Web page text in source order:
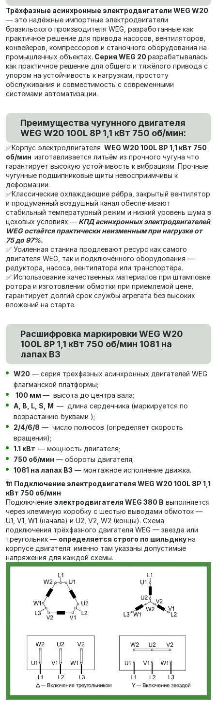
Трёхфазные асинхронные электродвигатели WEG W20
— это надёжные импортные электродвигатели
бразильского производителя WEG, разработанные как
практичное решение для привода насосов, вентиляторов,
конвейеров, компрессоров и станочного оборудования на
промышленных объектах. Серия WEG 20 разрабатывалась
как практичное решение для общего и тяжёлого привода с
упором на устойчивость к нагрузкам, простоту
обслуживания и совместимость с современными
системами автоматизации.
Преимущества чугунного двигателя
WEG W20 100L 8P 1,1 кВт 750 об/мин:
✅Корпус электродвигателя WEG W20 100L 8P 1,1 кВт 750
об/мин изготавливается литьём из прочного чугуна что
гарантирует высокую устойчивость к вибрациям. Прочные
чугунные подшипниковые щиты невосприимчивы к
деформации.
✅Классические охлаждающие рёбра, закрытый вентилятор
и продуманный воздушный канал обеспечивают
стабильный температурный режим и низкий уровень шума в
цеховых условиях — КПД асинхронных электродвигателей
WEG остаётся практически неизменным при нагрузке от
75 до 97%.
✅ Усиленная станина продлевают ресурс как самого
двигателя WEG, так и подключённого оборудования —
редуктора, насоса, вентилятора или транспортёра.
✅ Использование качественных материалов при штамповке
ротора и изготовлении обмотки при приемлемой цене,
гарантирует долгий срок службы агрегата без высоких
вложений на старте.
Расшифровка маркировки WEG W20
100L 8P 1,1 кВт 750 об/мин 1081 на
лапах В3
W20 — серия трехфазных асинхронных двигателей WEG
флагманской платформы;
100 мм — высота до центра вала;
А, В, L, S, М — длина сердечника (маркируется по
возрастанию буквами );
2/4/6/8 — число полюсов (определяет скорость
вращения);
1.1 кВт — мощность двигателя;
750 об/мин — обороты двигателя;
1081 на лапах В3 — монтажное исполнение движка.
🔌 Подключение электродвигателя WEG W20 100L 8P 1,1
кВт 750 об/мин
Подключение электродвигателя WEG 380 В выполняется
через клеммную коробку с шестью выводами обмоток —
U1, V1, W1 (начала) и U2, V2, W2 (концы). Схема
подключения трёхфазного двигателя WEG — звезда или
треугольник — определяется строго по шильдикуна
корпусе двигателя: именно там указаны допустимые
напряжения для каждой схемы.